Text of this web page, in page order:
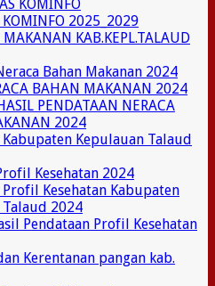
KOMINFO
KOMINFO 2025_2029
KAB.KEPL.TALAUD
Bahan Makanan 2024
BAHAN MAKANAN 2024
PENDATAAN NERACA
2024
Kepulauan Talaud
Kesehatan 2024
Kesehatan Kabupaten
2024
Pendataan Profil Kesehatan
Kerentanan pangan kab.